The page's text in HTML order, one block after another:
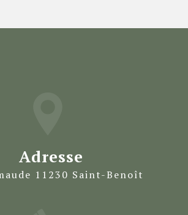
Adresse
11230 Saint-Benoît